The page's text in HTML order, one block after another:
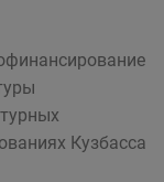
Кузбасса